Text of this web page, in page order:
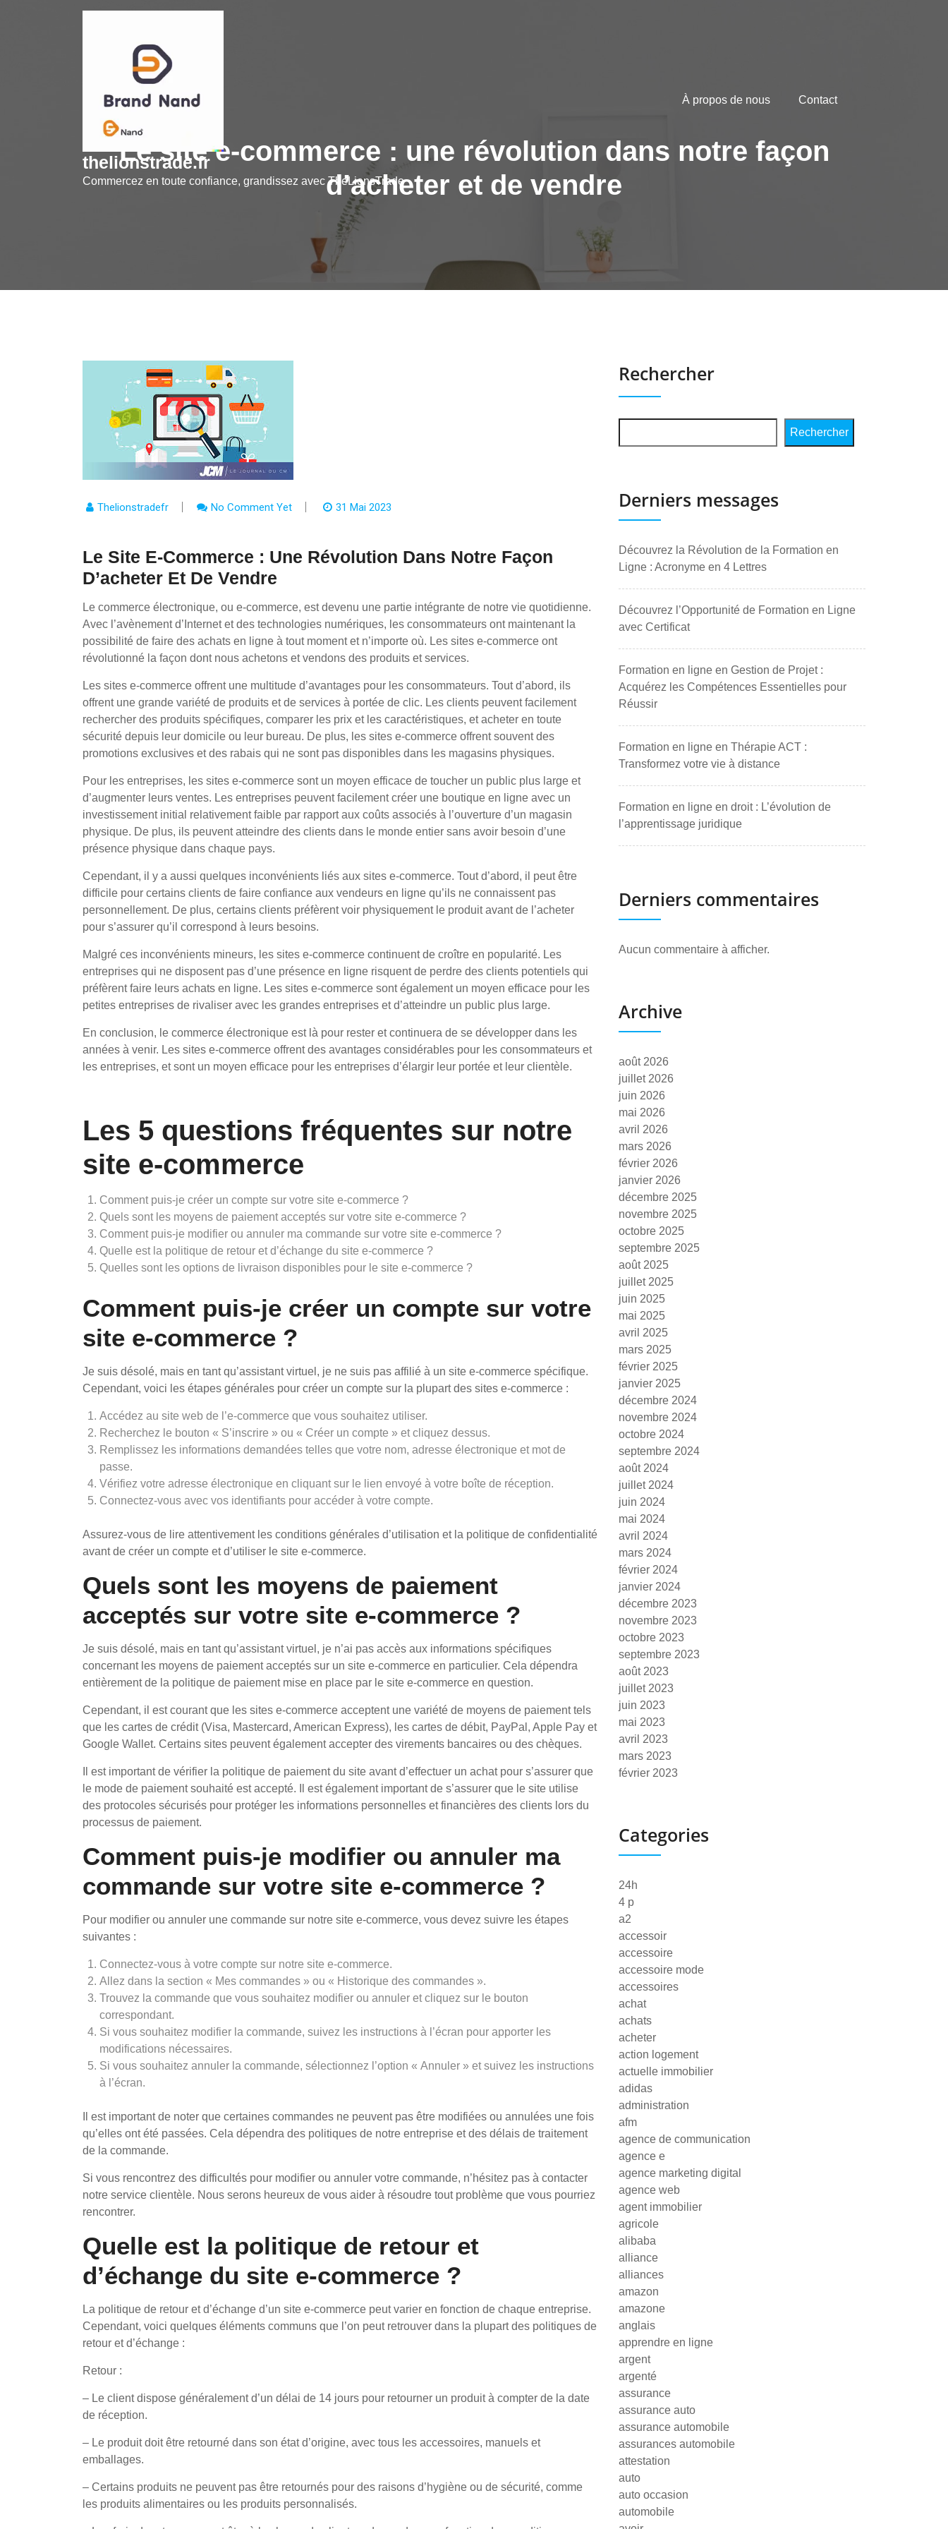
thelionstrade.fr
Commercez en toute confiance, grandissez avec TheLionsTrade
À propos de nous Contact
Le site e-commerce : une révolution dans notre façon
d’acheter et de vendre
Thelionstradefr No Comment Yet 31 Mai 2023
Le Site E-Commerce : Une Révolution Dans Notre Façon
D’acheter Et De Vendre
Le commerce électronique, ou e-commerce, est devenu une partie intégrante de notre vie quotidienne.
Avec l’avènement d’Internet et des technologies numériques, les consommateurs ont maintenant la
possibilité de faire des achats en ligne à tout moment et n’importe où. Les sites e-commerce ont
révolutionné la façon dont nous achetons et vendons des produits et services.
Les sites e-commerce offrent une multitude d’avantages pour les consommateurs. Tout d’abord, ils
offrent une grande variété de produits et de services à portée de clic. Les clients peuvent facilement
rechercher des produits spécifiques, comparer les prix et les caractéristiques, et acheter en toute
sécurité depuis leur domicile ou leur bureau. De plus, les sites e-commerce offrent souvent des
promotions exclusives et des rabais qui ne sont pas disponibles dans les magasins physiques.
Pour les entreprises, les sites e-commerce sont un moyen efficace de toucher un public plus large et
d’augmenter leurs ventes. Les entreprises peuvent facilement créer une boutique en ligne avec un
investissement initial relativement faible par rapport aux coûts associés à l’ouverture d’un magasin
physique. De plus, ils peuvent atteindre des clients dans le monde entier sans avoir besoin d’une
présence physique dans chaque pays.
Cependant, il y a aussi quelques inconvénients liés aux sites e-commerce. Tout d’abord, il peut être
difficile pour certains clients de faire confiance aux vendeurs en ligne qu’ils ne connaissent pas
personnellement. De plus, certains clients préfèrent voir physiquement le produit avant de l’acheter
pour s’assurer qu’il correspond à leurs besoins.
Malgré ces inconvénients mineurs, les sites e-commerce continuent de croître en popularité. Les
entreprises qui ne disposent pas d’une présence en ligne risquent de perdre des clients potentiels qui
préfèrent faire leurs achats en ligne. Les sites e-commerce sont également un moyen efficace pour les
petites entreprises de rivaliser avec les grandes entreprises et d’atteindre un public plus large.
En conclusion, le commerce électronique est là pour rester et continuera de se développer dans les
années à venir. Les sites e-commerce offrent des avantages considérables pour les consommateurs et
les entreprises, et sont un moyen efficace pour les entreprises d’élargir leur portée et leur clientèle.
Les 5 questions fréquentes sur notre
site e-commerce
Comment puis-je créer un compte sur votre site e-commerce ?
Quels sont les moyens de paiement acceptés sur votre site e-commerce ?
Comment puis-je modifier ou annuler ma commande sur votre site e-commerce ?
Quelle est la politique de retour et d’échange du site e-commerce ?
Quelles sont les options de livraison disponibles pour le site e-commerce ?
Comment puis-je créer un compte sur votre
site e-commerce ?
Je suis désolé, mais en tant qu’assistant virtuel, je ne suis pas affilié à un site e-commerce spécifique.
Cependant, voici les étapes générales pour créer un compte sur la plupart des sites e-commerce :
Accédez au site web de l’e-commerce que vous souhaitez utiliser.
Recherchez le bouton « S’inscrire » ou « Créer un compte » et cliquez dessus.
Remplissez les informations demandées telles que votre nom, adresse électronique et mot de
passe.
Vérifiez votre adresse électronique en cliquant sur le lien envoyé à votre boîte de réception.
Connectez-vous avec vos identifiants pour accéder à votre compte.
Assurez-vous de lire attentivement les conditions générales d’utilisation et la politique de confidentialité
avant de créer un compte et d’utiliser le site e-commerce.
Quels sont les moyens de paiement
acceptés sur votre site e-commerce ?
Je suis désolé, mais en tant qu’assistant virtuel, je n’ai pas accès aux informations spécifiques
concernant les moyens de paiement acceptés sur un site e-commerce en particulier. Cela dépendra
entièrement de la politique de paiement mise en place par le site e-commerce en question.
Cependant, il est courant que les sites e-commerce acceptent une variété de moyens de paiement tels
que les cartes de crédit (Visa, Mastercard, American Express), les cartes de débit, PayPal, Apple Pay et
Google Wallet. Certains sites peuvent également accepter des virements bancaires ou des chèques.
Il est important de vérifier la politique de paiement du site avant d’effectuer un achat pour s’assurer que
le mode de paiement souhaité est accepté. Il est également important de s’assurer que le site utilise
des protocoles sécurisés pour protéger les informations personnelles et financières des clients lors du
processus de paiement.
Comment puis-je modifier ou annuler ma
commande sur votre site e-commerce ?
Pour modifier ou annuler une commande sur notre site e-commerce, vous devez suivre les étapes
suivantes :
Connectez-vous à votre compte sur notre site e-commerce.
Allez dans la section « Mes commandes » ou « Historique des commandes ».
Trouvez la commande que vous souhaitez modifier ou annuler et cliquez sur le bouton
correspondant.
Si vous souhaitez modifier la commande, suivez les instructions à l’écran pour apporter les
modifications nécessaires.
Si vous souhaitez annuler la commande, sélectionnez l’option « Annuler » et suivez les instructions
à l’écran.
Il est important de noter que certaines commandes ne peuvent pas être modifiées ou annulées une fois
qu’elles ont été passées. Cela dépendra des politiques de notre entreprise et des délais de traitement
de la commande.
Si vous rencontrez des difficultés pour modifier ou annuler votre commande, n’hésitez pas à contacter
notre service clientèle. Nous serons heureux de vous aider à résoudre tout problème que vous pourriez
rencontrer.
Quelle est la politique de retour et
d’échange du site e-commerce ?
La politique de retour et d’échange d’un site e-commerce peut varier en fonction de chaque entreprise.
Cependant, voici quelques éléments communs que l’on peut retrouver dans la plupart des politiques de
retour et d’échange :
Retour :
– Le client dispose généralement d’un délai de 14 jours pour retourner un produit à compter de la date
de réception.
– Le produit doit être retourné dans son état d’origine, avec tous les accessoires, manuels et
emballages.
– Certains produits ne peuvent pas être retournés pour des raisons d’hygiène ou de sécurité, comme
les produits alimentaires ou les produits personnalisés.
Rechercher
Rechercher
Derniers messages
Découvrez la Révolution de la Formation en
Ligne : Acronyme en 4 Lettres
Découvrez l’Opportunité de Formation en Ligne
avec Certificat
Formation en ligne en Gestion de Projet :
Acquérez les Compétences Essentielles pour
Réussir
Formation en ligne en Thérapie ACT :
Transformez votre vie à distance
Formation en ligne en droit : L’évolution de
l’apprentissage juridique
Derniers commentaires
Aucun commentaire à afficher.
Archive
août 2026
juillet 2026
juin 2026
mai 2026
avril 2026
mars 2026
février 2026
janvier 2026
décembre 2025
novembre 2025
octobre 2025
septembre 2025
août 2025
juillet 2025
juin 2025
mai 2025
avril 2025
mars 2025
février 2025
janvier 2025
décembre 2024
novembre 2024
octobre 2024
septembre 2024
août 2024
juillet 2024
juin 2024
mai 2024
avril 2024
mars 2024
février 2024
janvier 2024
décembre 2023
novembre 2023
octobre 2023
septembre 2023
août 2023
juillet 2023
juin 2023
mai 2023
avril 2023
mars 2023
février 2023
Categories
24h
4 p
a2
accessoir
accessoire
accessoire mode
accessoires
achat
achats
acheter
action logement
actuelle immobilier
adidas
administration
afm
agence de communication
agence e
agence marketing digital
agence web
agent immobilier
agricole
alibaba
alliance
alliances
amazon
amazone
anglais
apprendre en ligne
argent
argenté
assurance
assurance auto
assurance automobile
assurances automobile
attestation
auto
auto occasion
automobile